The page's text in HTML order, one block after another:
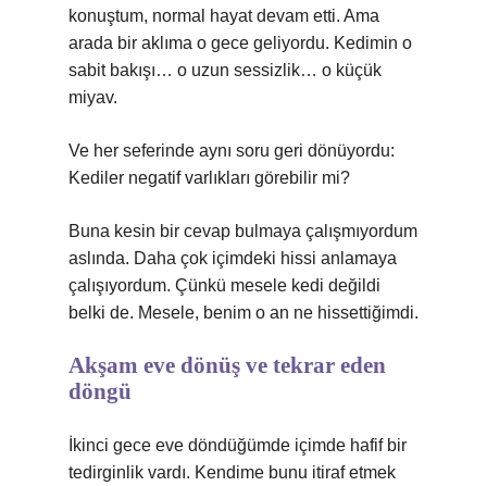
konuştum, normal hayat devam etti. Ama
arada bir aklıma o gece geliyordu. Kedimin o
sabit bakışı… o uzun sessizlik… o küçük
miyav.
Ve her seferinde aynı soru geri dönüyordu:
Kediler negatif varlıkları görebilir mi?
Buna kesin bir cevap bulmaya çalışmıyordum
aslında. Daha çok içimdeki hissi anlamaya
çalışıyordum. Çünkü mesele kedi değildi
belki de. Mesele, benim o an ne hissettiğimdi.
Akşam eve dönüş ve tekrar eden
döngü
İkinci gece eve döndüğümde içimde hafif bir
tedirginlik vardı. Kendime bunu itiraf etmek